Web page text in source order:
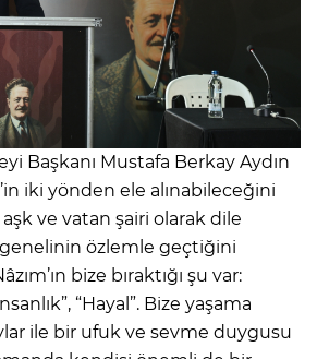
Başkanı Mustafa Berkay Aydın
iki yönden ele alınabileceğini
ve vatan şairi olarak dile
genelinin özlemle geçtiğini
bize bıraktığı şu var:
“Hayal”. Bize yaşama
ile bir ufuk ve sevme duygusu